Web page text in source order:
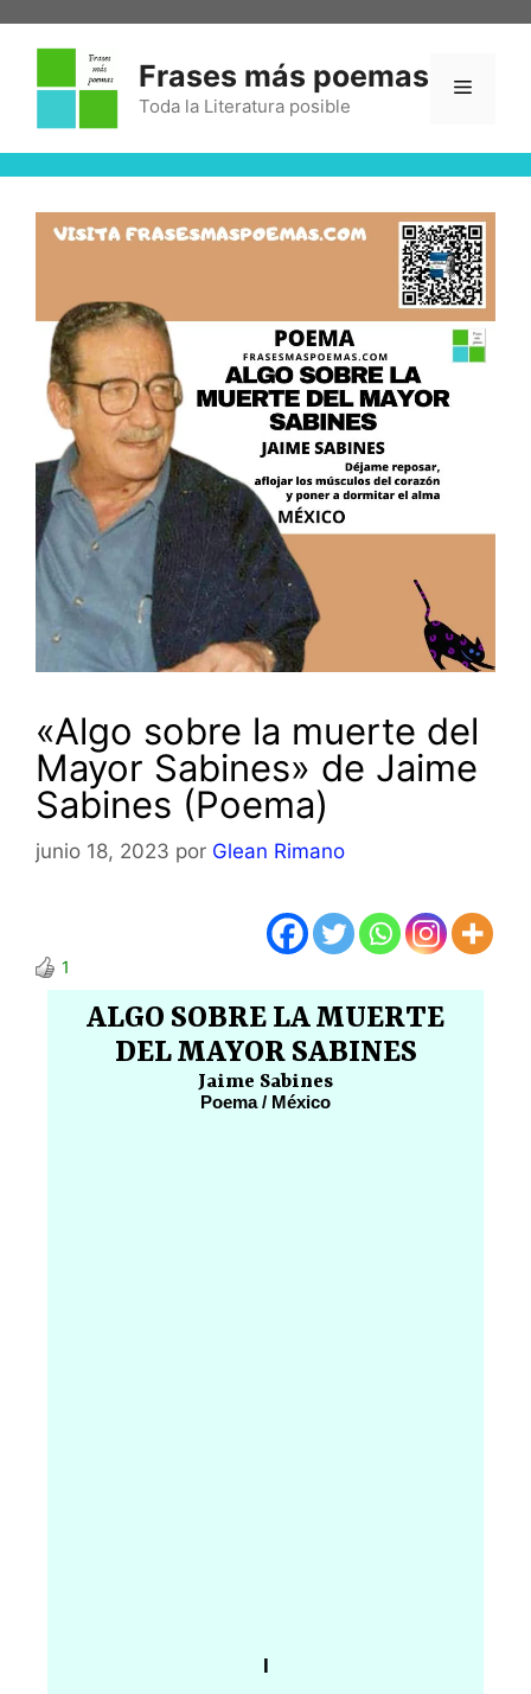
Frases más poemas
Toda la Literatura posible
«Algo sobre la muerte del
Mayor Sabines» de Jaime
Sabines (Poema)
junio 18, 2023 por Glean Rimano
1
ALGO SOBRE LA MUERTE
DEL MAYOR SABINES
Jaime Sabines
Poema / México
I